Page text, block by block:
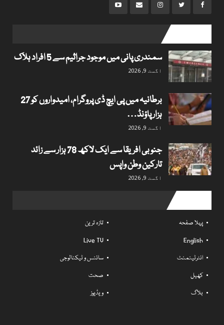
سمندری پانی میں موجود جراثیم سے 5 افراد ہلاک
اگست 9, 2026
برطانیہ میں پی ایچ ڈی پروگرام، امیدواروں کو 27
ہزار پاؤنڈ…
اگست 9, 2026
جنوبی افریقا سے ایک لاکھ 78 ہزار سے زائد
تارکین وطن واپس
اگست 9, 2026
پہلا صفحہ
تازہ ترین
English
Live TV
انٹرٹینمنٹ
سائنس و ٹیکنالوجی
کھیل
صحت
بلاگ
ویڈیوز